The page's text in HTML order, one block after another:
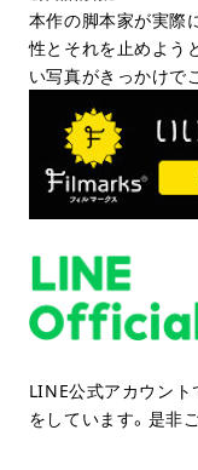
本作の脚本家が実際
性とそれを止めよう
い写真がきっかけで
LINE公式アカウン
をしています。是非